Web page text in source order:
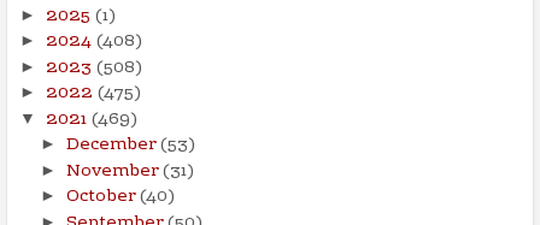
► 2025 (1)
► 2024(408)
► 2023 (508)
► 2022 (475)
▼ 2021(469)
► December(53)
► November(31)
► October(40)